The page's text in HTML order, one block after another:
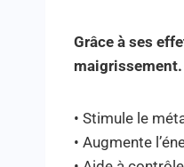
Grâce à ses
maigrissement.
• Stimule le
• Augmente